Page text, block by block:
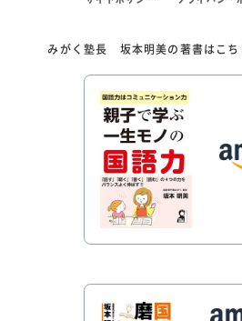
みがく塾長 坂本明美の著書はこち